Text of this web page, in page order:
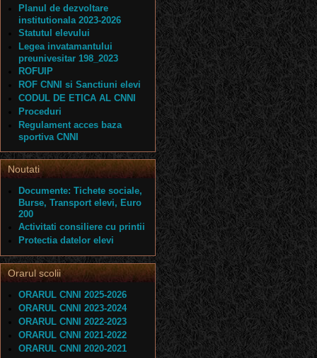
Planul de dezvoltare
institutionala 2023-2026
Statutul elevului
Legea invatamantului
preunivesitar 198_2023
ROFUIP
ROF CNNI si Sanctiuni elevi
CODUL DE ETICA AL CNNI
Proceduri
Regulament acces baza
sportiva CNNI
Noutati
Documente: Tichete sociale,
Burse, Transport elevi, Euro
200
Activitati consiliere cu printii
Protectia datelor elevi
Orarul scolii
ORARUL CNNI 2025-2026
ORARUL CNNI 2023-2024
ORARUL CNNI 2022-2023
ORARUL CNNI 2021-2022
ORARUL CNNI 2020-2021